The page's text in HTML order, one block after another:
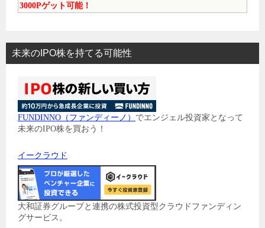
3000Pゲット可能！
未来のIPO株を持てる可能性
FUNDINNO（ファンディーノ） でエンジェル投資家となって
未来のIPO株を買おう！
イークラウド
大和証券グループと連携の株式投資型クラウドファンディン
グサービス。